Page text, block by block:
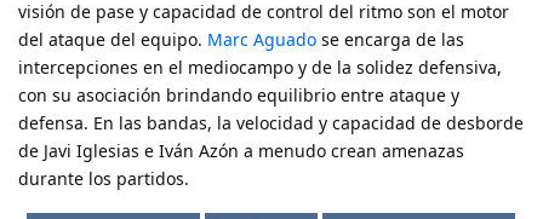
visión de pase y capacidad de control del ritmo son el motor
del ataque del equipo. Marc Aguado se encarga de las
intercepciones en el mediocampo y de la solidez defensiva,
con su asociación brindando equilibrio entre ataque y
defensa. En las bandas, la velocidad y capacidad de desborde
de Javi Iglesias e Iván Azón a menudo crean amenazas
durante los partidos.